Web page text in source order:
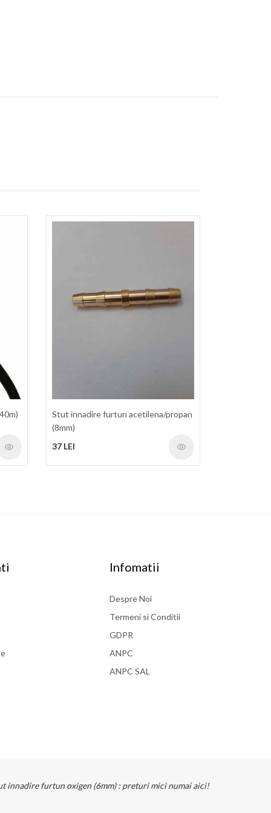
Stut innadire furtun acetilena/propan
(8mm)
37 LEI
Infomatii
Despre Noi
Termeni si Conditii
GDPR
ANPC
ANPC SAL
innadire furtun oxigen (6mm) : preturi mici numai aici!